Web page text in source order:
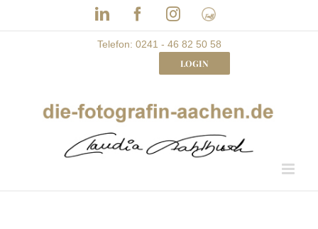
LinkedInFacebookInstagram
Frau
mit
Bizz
Telefon: 0241 - 46 82 50 58
LOGIN